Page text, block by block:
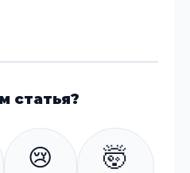
статья?
😢 🤯